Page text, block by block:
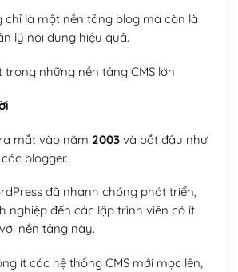
chỉ là một nền tảng blog mà còn là
lý nội dung hiệu quả.
trong những nền tảng CMS lớn
mắt vào năm 2003và bắt đầu như
blogger.
đã nhanh chóng phát triển,
nghiệp đến các lập trình viên có ít
nền tảng này.
ít các hệ thống CMS mới mọc lên,